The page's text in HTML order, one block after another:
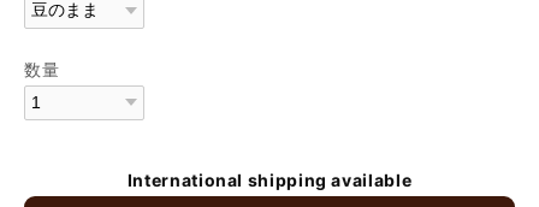
数量
International shipping available